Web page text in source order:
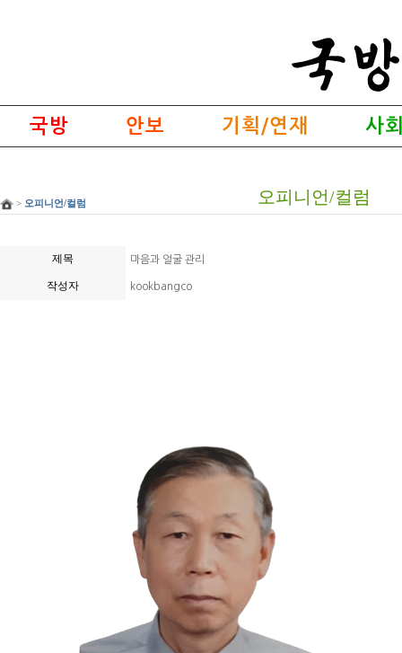
국방 안보 기획/연재 사
오피니언/컬럼
> 오피니언/컬럼
제목 마음과 얼굴 관리
작성자 kookbangco